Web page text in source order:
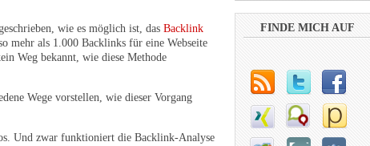
wie es möglich ist, das Backlink
mehr als 1.000 Backlinks für eine Webseite
Weg bekannt, wie diese Methode
Wege vorstellen, wie dieser Vorgang
Und zwar funktioniert die Backlink-Analyse
FINDE MICH AUF